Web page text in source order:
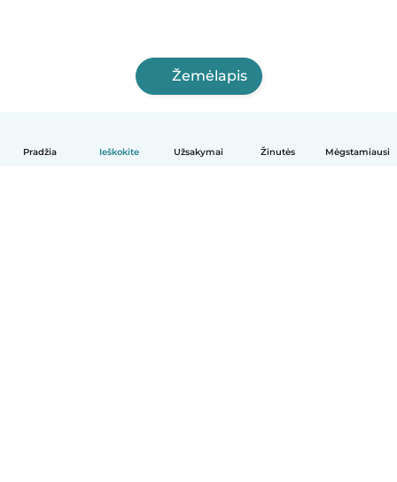
Pradžia Ieškokite Užsakymai Žinutės Mėgstamiausi
Žemėlapis